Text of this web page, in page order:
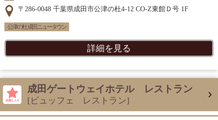
〒286-0048 千葉県成田市公津の杜4-12 CO-Z東館Ｄ号 1F
公津の杜 成田ニュータウン
詳細を見る
成田ゲートウェイホテル レストラン
[ビュッフェ レストラン]